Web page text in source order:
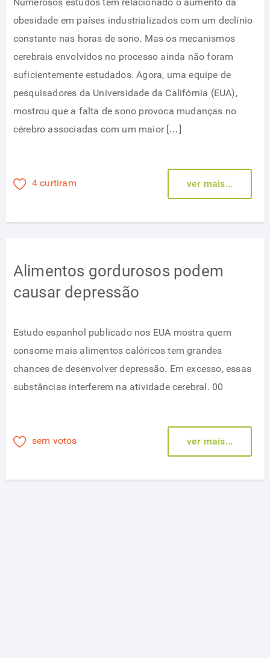
obesidade em países industrializados com um declínio
constante nas horas de sono. Mas os mecanismos
cerebrais envolvidos no processo ainda não foram
suficientemente estudados. Agora, uma equipe de
pesquisadores da Universidade da Califórnia (EUA),
mostrou que a falta de sono provoca mudanças no
cérebro associadas com um maior […]
4 curtiram ver mais...
Alimentos gordurosos podem
causar depressão
Estudo espanhol publicado nos EUA mostra quem
consome mais alimentos calóricos tem grandes
chances de desenvolver depressão. Em excesso, essas
substâncias interferem na atividade cerebral. 00
sem votos ver mais...